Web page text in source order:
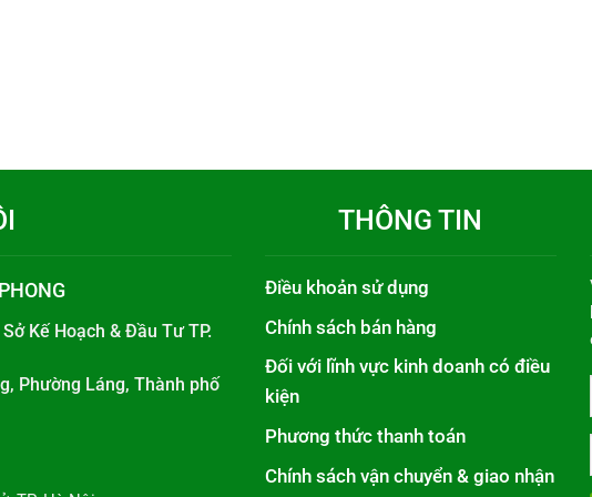
Sở Kế Hoạch & Đầu Tư TP.
Phường Láng, Thành phố
THÔNG TIN
Điều khoản sử dụng
Chính sách bán hàng
Đối với lĩnh vực kinh doanh có điều
kiện
Phương thức thanh toán
Chính sách vận chuyển & giao nhận